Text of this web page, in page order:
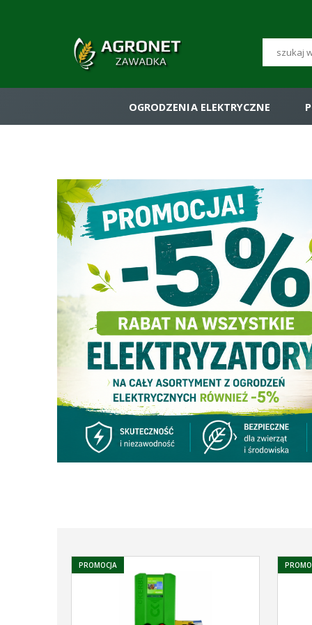
OGRODZENIA ELEKTRYCZNE
PROMOCJA